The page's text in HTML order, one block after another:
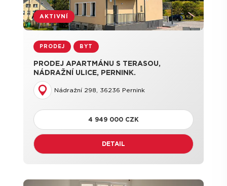
AKTIVNÍ
PRODEJ BYT
PRODEJ APARTMÁNU S TERASOU,
NÁDRAŽNÍ ULICE, PERNINK.
Nádražní 298, 36236 Pernink
4 949 000 CZK
DETAIL